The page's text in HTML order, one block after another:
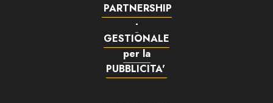
PARTNERSHIP
-
GESTIONALE
per la
PUBBLICITA'